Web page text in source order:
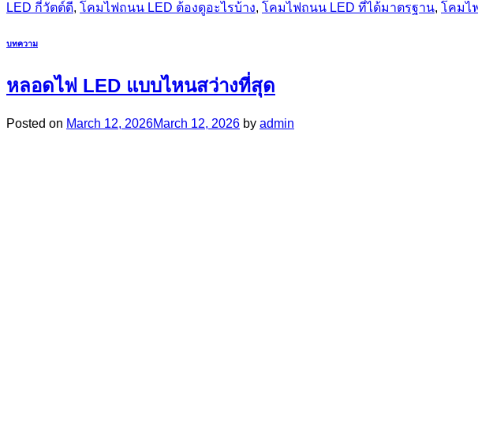
LED กี่วัตต์ดี, โคมไฟถนน LED ต้องดูอะไรบ้าง, โคมไฟถนน LED ที่ได้มาตรฐาน, โคมไ
บทความ
หลอดไฟ LED แบบไหนสว่างที่สุด
Posted on March 12, 2026March 12, 2026 by admin